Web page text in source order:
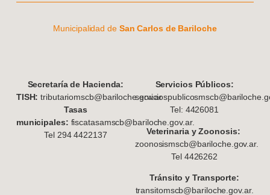
Municipalidad deSan Carlos de Bariloche
Secretaría de Hacienda:
TISH: tributariomscb@bariloche.gov.ar
Tasas
municipales: fiscatasamscb@bariloche.gov.ar.
Tel 294 4422137
Servicios Públicos:
Tel: 4426081
Veterinaria y Zoonosis:
zoonosismscb@bariloche.gov.ar.
Tel 4426262
Tránsito y Transporte:
transitomscb@bariloche.gov.ar.